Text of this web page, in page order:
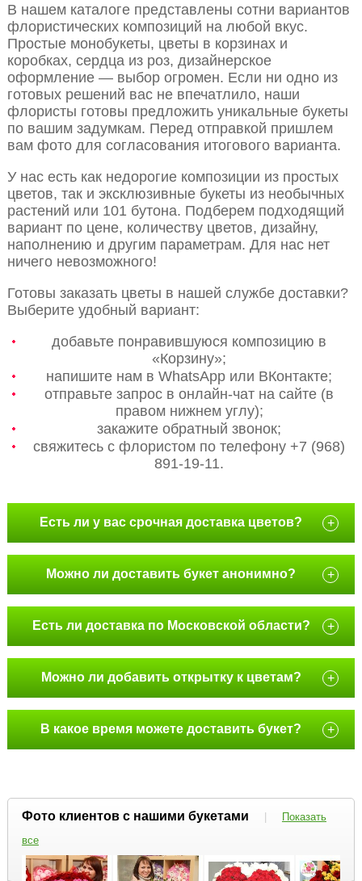
В нашем каталоге представлены сотни вариантов
флористических композиций на любой вкус.
Простые монобукеты, цветы в корзинах и
коробках, сердца из роз, дизайнерское
оформление — выбор огромен. Если ни одно из
готовых решений вас не впечатлило, наши
флористы готовы предложить уникальные букеты
по вашим задумкам. Перед отправкой пришлем
вам фото для согласования итогового варианта.
У нас есть как недорогие композиции из простых
цветов, так и эксклюзивные букеты из необычных
растений или 101 бутона. Подберем подходящий
вариант по цене, количеству цветов, дизайну,
наполнению и другим параметрам. Для нас нет
ничего невозможного!
Готовы заказать цветы в нашей службе доставки?
Выберите удобный вариант:
добавьте понравившуюся композицию в
«Корзину»;
напишите нам в WhatsApp или ВКонтакте;
отправьте запрос в онлайн-чат на сайте (в
правом нижнем углу);
закажите обратный звонок;
свяжитесь с флористом по телефону +7 (968)
891-19-11.
Есть ли у вас срочная доставка цветов? +
Можно ли доставить букет анонимно? +
Есть ли доставка по Московской области? +
Можно ли добавить открытку к цветам? +
В какое время можете доставить букет? +
Фото клиентов с нашими букетами |
Показать
все